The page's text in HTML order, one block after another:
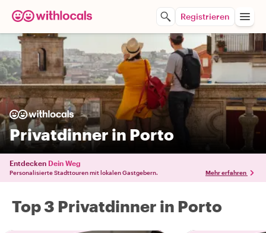
Registrieren
Privatdinner in Porto
Entdecken Dein Weg
Personalisierte Stadttouren mit lokalen Gastgebern. Mehr erfahren
Top 3 Privatdinner in Porto